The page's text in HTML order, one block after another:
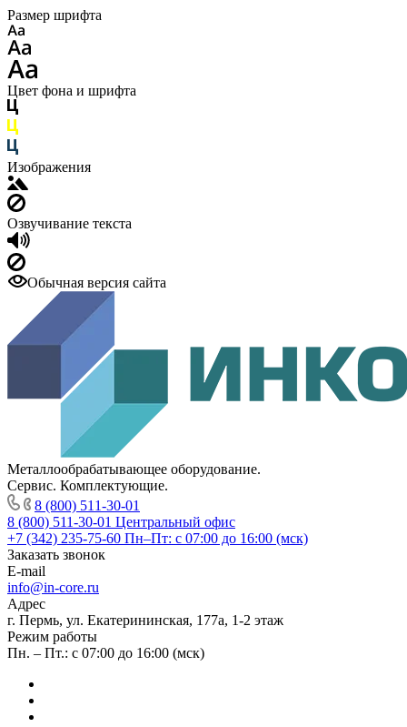
Размер шрифта
Цвет фона и шрифта
Изображения
Озвучивание текста
Обычная версия сайта
Металлообрабатывающее оборудование.
Сервис. Комплектующие.
8 (800) 511-30-01
8 (800) 511-30-01 Центральный офис
+7 (342) 235-75-60 Пн–Пт: с 07:00 до 16:00 (мск)
Заказать звонок
E-mail
info@in-core.ru
Адрес
г. Пермь, ул. ​Екатерининская, 177а, ​1-2 этаж
Режим работы
Пн. – Пт.: с 07:00 до 16:00 (мск)